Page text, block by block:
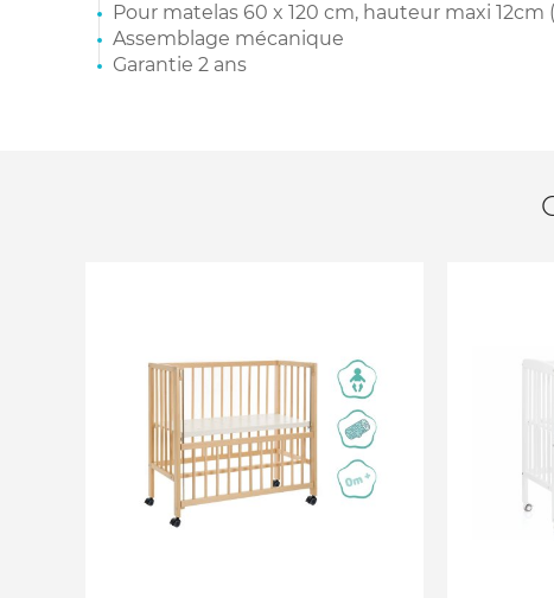
Pour matelas 60 x 120 cm, hauteur maxi 12cm
Assemblage mécanique
Garantie 2 ans